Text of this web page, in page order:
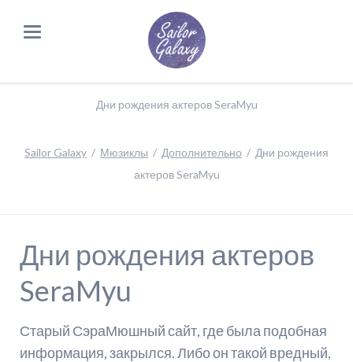
Дни рождения актеров SeraMyu
Sailor Galaxy Мюзиклы Дополнительно
Дни рождения
актеров SeraMyu
Дни рождения актеров
SeraMyu
Старый СэраМюшный сайт, где была подобная
информация, закрылся. Либо он такой вредный,